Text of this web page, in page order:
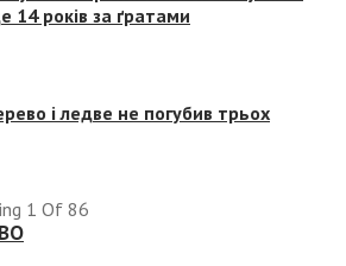
14 років за ґратами
і ледве не погубив трьох
1 Of 86